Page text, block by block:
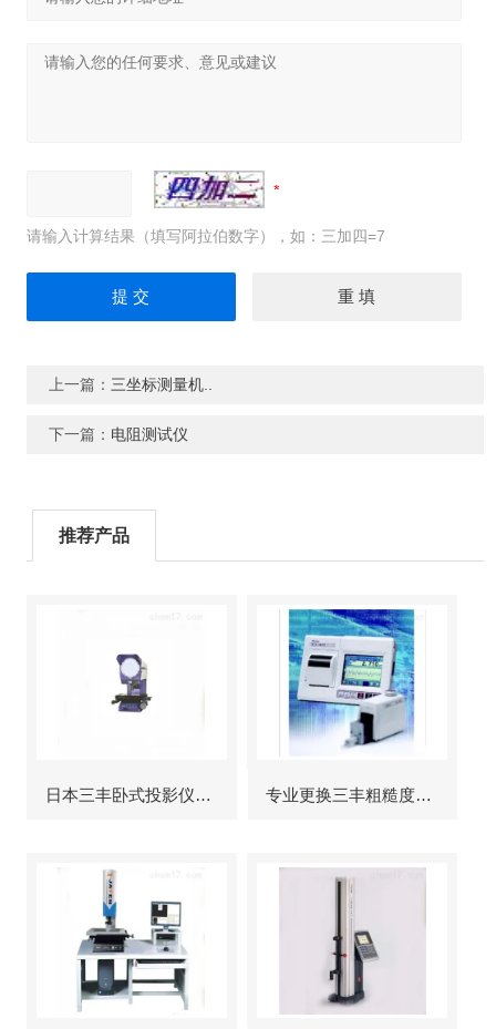
请输入计算结果（填写阿拉伯数字），如：三加四=7
上一篇： 三坐标测量机..
下一篇： 电阻测试仪
推荐产品
日本三丰卧式投影仪维修 专业更换三丰粗糙度仪显示屏